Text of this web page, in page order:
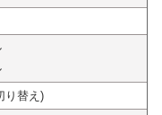
り替え)